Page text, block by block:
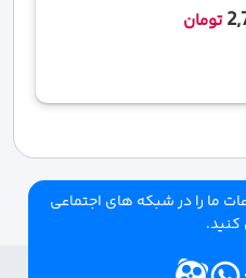
تومان
ما را در شبکه های اجتماعی
کنید.